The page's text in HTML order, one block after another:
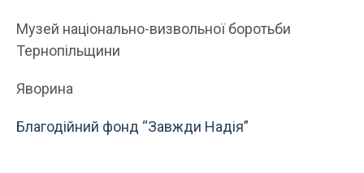
Музей національно-визвольної боротьби
Тернопільщини
Яворина
Благодійний фонд “Завжди Надія”